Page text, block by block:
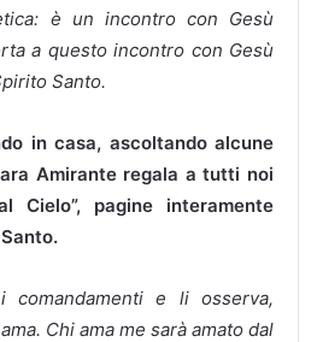
è un incontro con Gesù
a questo incontro con Gesù
Santo.
in casa, ascoltando alcune
Amirante regala a tutti noi
Cielo”, pagine interamente
comandamenti e li osserva,
Chi ama me sarà amato dal